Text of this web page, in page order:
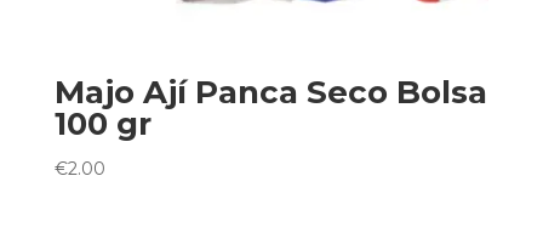
Majo Ají Panca Seco Bolsa
100 gr
€2.00